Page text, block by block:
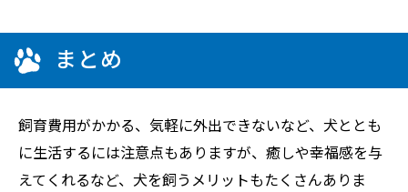
まとめ
飼育費用がかかる、気軽に外出できないなど、犬ととも
に生活するには注意点もありますが、癒しや幸福感を与
えてくれるなど、犬を飼うメリットもたくさんありま